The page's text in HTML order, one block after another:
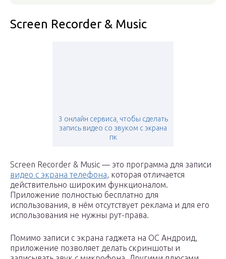
Screen Recorder & Music
3 онлайн сервиса, чтобы сделать
запись видео со звуком с экрана
пк
Screen Recorder & Music — это программа для записи
видео с экрана телефона, которая отличается
действительно широким функционалом.
Приложение полностью бесплатно для
использования, в нём отсутствует реклама и для его
использования не нужны рут-права.
Помимо записи с экрана гаджета на ОС Андроид,
приложение позволяет делать скриншоты и